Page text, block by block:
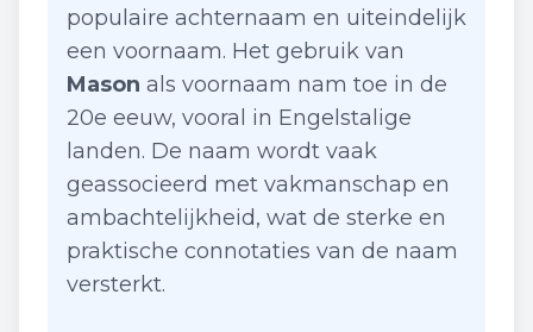
populaire achternaam en uiteindelijk
een voornaam. Het gebruik van
Mason als voornaam nam toe in de
20e eeuw, vooral in Engelstalige
landen. De naam wordt vaak
geassocieerd met vakmanschap en
ambachtelijkheid, wat de sterke en
praktische connotaties van de naam
versterkt.